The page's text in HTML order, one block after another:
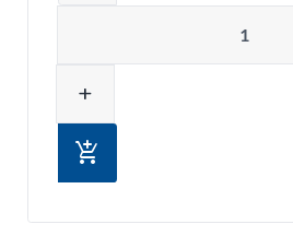
add
add_shopping_cart